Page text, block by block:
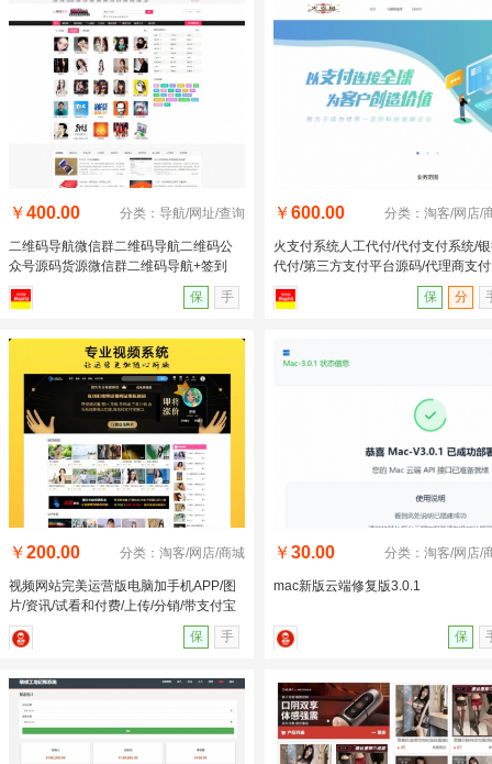
￥400.00 分类：导航/网址/查询
二维码导航微信群二维码导航二维码公
众号源码货源微信群二维码导航+签到
+手机版
保 手
￥600.00 分类：淘客/网店/
火支付系统人工代付/代付支付系统/
代付/第三方支付平台源码/代理商支付
保
分
￥200.00 分类：淘客/网店/商城
视频网站完美运营版电脑加手机APP/图
片/资讯/试看和付费/上传/分销/带支付宝
微信充值
保 手
￥30.00 分类：淘客/网店/
mac新版云端修复版3.0.1
保